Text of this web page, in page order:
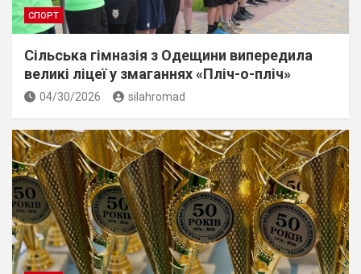
СПОРТ
Сільська гімназія з Одещини випередила
великі ліцеї у змаганнях «Пліч-о-пліч»
04/30/2026 silahromad